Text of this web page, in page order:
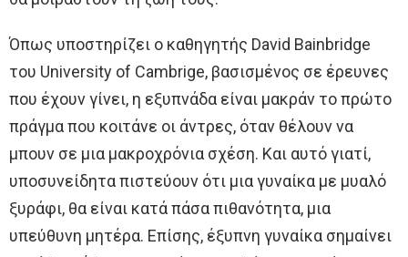
Όπως υποστηρίζει ο καθηγητής David Bainbridge
του University of Cambrige, βασισμένος σε έρευνες
που έχουν γίνει, η εξυπνάδα είναι μακράν το πρώτο
πράγμα που κοιτάνε οι άντρες, όταν θέλουν να
μπουν σε μια μακροχρόνια σχέση. Και αυτό γιατί,
υποσυνείδητα πιστεύουν ότι μια γυναίκα με μυαλό
ξυράφι, θα είναι κατά πάσα πιθανότητα, μια
υπεύθυνη μητέρα. Επίσης, έξυπνη γυναίκα σημαίνει